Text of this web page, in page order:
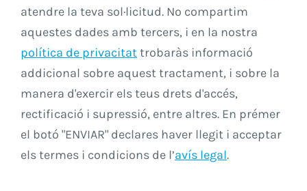
atendre la teva sol·licitud. No compartim
aquestes dades amb tercers, i en la nostra
política de privacitattrobaràs informació
addicional sobre aquest tractament, i sobre la
manera d'exercir els teus drets d'accés,
rectificació i supressió, entre altres. En prémer
el botó "ENVIAR" declares haver llegit i acceptar
els termes i condicions de l’avís legal.